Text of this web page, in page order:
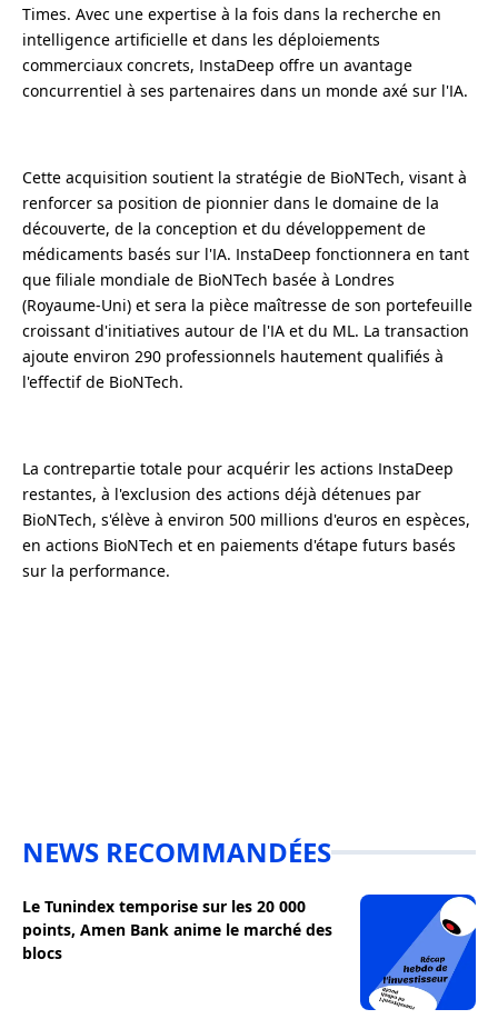
Times. Avec une expertise à la fois dans la recherche en
intelligence artificielle et dans les déploiements
commerciaux concrets, InstaDeep offre un avantage
concurrentiel à ses partenaires dans un monde axé sur l'IA.
Cette acquisition soutient la stratégie de BioNTech, visant à
renforcer sa position de pionnier dans le domaine de la
découverte, de la conception et du développement de
médicaments basés sur l'IA. InstaDeep fonctionnera en tant
que filiale mondiale de BioNTech basée à Londres
(Royaume-Uni) et sera la pièce maîtresse de son portefeuille
croissant d'initiatives autour de l'IA et du ML. La transaction
ajoute environ 290 professionnels hautement qualifiés à
l'effectif de BioNTech.
La contrepartie totale pour acquérir les actions InstaDeep
restantes, à l'exclusion des actions déjà détenues par
BioNTech, s'élève à environ 500 millions d'euros en espèces,
en actions BioNTech et en paiements d'étape futurs basés
sur la performance.
NEWS RECOMMANDÉES
Le Tunindex temporise sur les 20 000
points, Amen Bank anime le marché des
blocs